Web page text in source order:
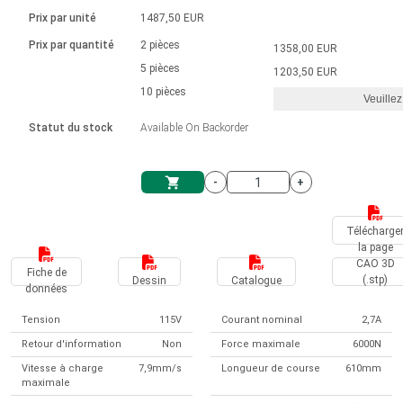
Système d'unité
Solénoïdes
Ø 28-42| 1-1400 rpm | <= 290Ncm
Contrôleur de moteur CC sans
Pilotes de moteurs à courant
continu à balais série DPWM
Pilotes de moteur pas à pas
Synchrone-Asynchrone | pour 1-4 actionneurs
Boîtes de contrôle
Synchrone-Asynchrone | pour 1-4 actionneurs
Français (EUR)
Norsk (NOK)
Suomi (EUR)
Svenska (SEK)
Prix par unité
Prix par quantité
Statut du stock
1487,50 EUR
2 pièces
5 pièces
10 pièces
Available On Backorder
1358,00 EUR
1203,50 EUR
- +
Télécharger
la page
Fiche de
données
Dessin Catalogue
CAO 3D
(.stp)
Tension 115V Courant nominal 2,7A
Retour d'information Non Force maximale 6000N
Vitesse à charge
maximale
7,9mm/s Longueur de course 610mm